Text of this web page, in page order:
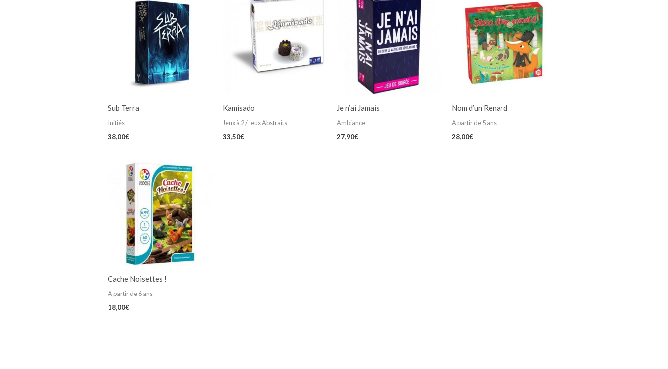
Sub Terra
Initiés
38,00€
Kamisado
Jeux à 2 / Jeux Abstraits
33,50€
Je n’ai Jamais
Ambiance
27,90€
Nom d’un Renard
A partir de 5 ans
28,00€
Cache Noisettes !
A partir de 6 ans
18,00€